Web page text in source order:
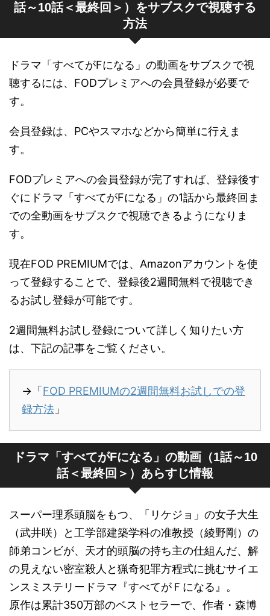
話～10話＜最終回＞）をサブスクで視聴する
方法
ドラマ「すべてがFになる」の動画をサブスクで視
聴するには、FODプレミアへの会員登録が必要で
す。
会員登録は、PCやスマホなどから簡単に行えま
す。
FODプレミアへの会員登録が完了すれば、登録後す
ぐにドラマ「すべてがFになる」の1話から最終回ま
での全動画をサブスクで視聴できるようになりま
す。
現在FOD PREMIUMでは、Amazonアカウントを使
って登録することで、登録後2週間無料で視聴でき
るお試し登録が可能です。
2週間無料お試し登録について詳しく知りたい方
は、下記の記事をご覧ください。
→「 FOD PREMIUMの2週間無料お試しでの登
録方法 」
ドラマ「すべてがFになる」の動画（1話～10
話＜最終回＞）あらすじ情報
スーパー理系頭脳をもつ、「リケジョ」の女子大生
（武井咲）と工学部建築学科の准教授（綾野剛）の
師弟コンビが、天才的頭脳の持ち主の仕組んだ、解
の見えない密室殺人と猟奇犯罪方程式に挑むサイエ
ンスミステリードラマ『すべてがＦになる』。
原作は累計350万部のベストセラーで、作者・森博